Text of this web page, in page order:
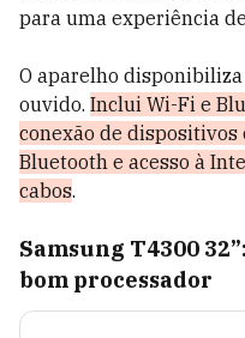
para uma experiência
O aparelho
ouvido. Inclui Wi-Fi e
conexão de dispositivos
Bluetooth e acesso à
cabos.
Samsung T4300
bom processador